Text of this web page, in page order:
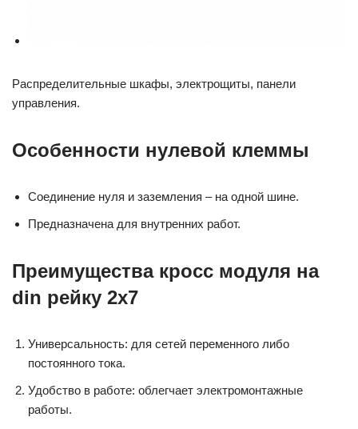
Распределительные шкафы, электрощиты, панели
управления.
Особенности нулевой клеммы
Соединение нуля и заземления – на одной шине.
Предназначена для внутренних работ.
Преимущества кросс модуля на
din рейку 2х7
Универсальность: для сетей переменного либо
постоянного тока.
Удобство в работе: облегчает электромонтажные
работы.